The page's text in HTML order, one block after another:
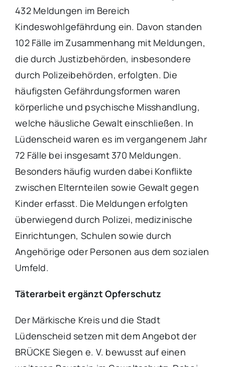
432 Meldungen im Bereich
Kindeswohlgefährdung ein. Davon standen
102 Fälle im Zusammenhang mit Meldungen,
die durch Justizbehörden, insbesondere
durch Polizeibehörden, erfolgten. Die
häufigsten Gefährdungsformen waren
körperliche und psychische Misshandlung,
welche häusliche Gewalt einschließen. In
Lüdenscheid waren es im vergangenem Jahr
72 Fälle bei insgesamt 370 Meldungen.
Besonders häufig wurden dabei Konflikte
zwischen Elternteilen sowie Gewalt gegen
Kinder erfasst. Die Meldungen erfolgten
überwiegend durch Polizei, medizinische
Einrichtungen, Schulen sowie durch
Angehörige oder Personen aus dem sozialen
Umfeld.
Täterarbeit ergänzt Opferschutz
Der Märkische Kreis und die Stadt
Lüdenscheid setzen mit dem Angebot der
BRÜCKE Siegen e. V. bewusst auf einen